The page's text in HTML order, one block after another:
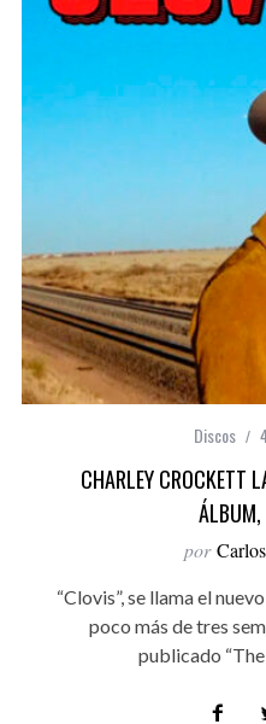
Discos
CHARLEY CROCKETT
ÁLBUM,
por
“Clovis”, se llama el
poco más de tres
publicado “The